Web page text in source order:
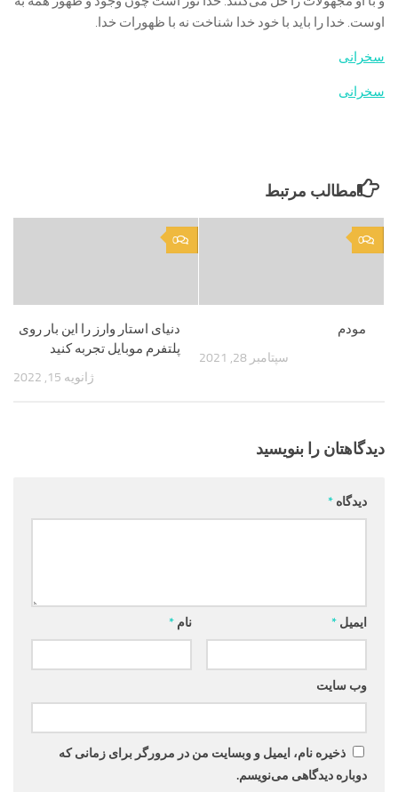
اوست. خدا را باید با خود خدا شناخت نه با ظهورات خدا.
سخرانی
سخرانی
مطالب مرتبط
0
دنیای استار وارز را این‌ بار روی
پلتفرم موبایل تجربه کنید
ژانویه 15, 2022
0
مودم
سپتامبر 28, 2021
دیدگاهتان را بنویسید
دیدگاه *
نام * ایمیل *
وب‌ سایت
ذخیره نام، ایمیل و وبسایت من در مرورگر برای زمانی که
دوباره دیدگاهی می‌نویسم.